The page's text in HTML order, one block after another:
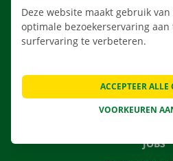
VEELGESTELDE
NIEUWS
JOBS
Deze website maakt gebruik
optimale bezoekerservaring
surfervaring te verbeteren.
VOORKEUREN
ACCEPTEER ALLE